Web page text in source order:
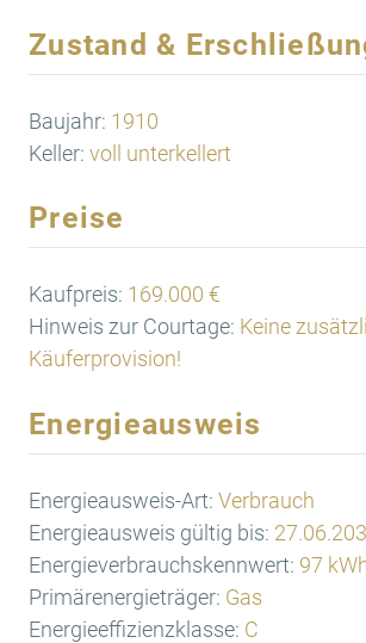
Zustand &
Baujahr: 1910
Keller: voll unterkellert
Preise
Kaufpreis: 169.000 €
Hinweis zur Courtage: Keine
Käuferprovision!
Energieausweis
Energieausweis-Art: Verbrauch
Energieausweis gültig bis:
Energieverbrauchskennwert: 97
Primärenergieträger: Gas
Energieeffizienzklasse: C